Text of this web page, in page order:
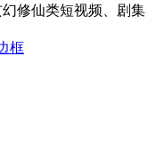
修仙类短视频、剧集
框